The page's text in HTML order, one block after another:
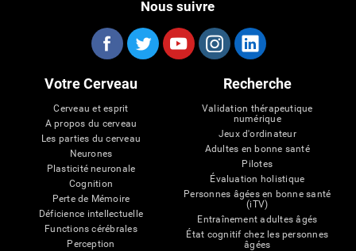
Nous suivre
Votre Cerveau
Cerveau et esprit
A propos du cerveau
Les parties du cerveau
Neurones
Plasticité neuronale
Cognition
Perte de Mémoire
Déficience intellectuelle
Functions cérébrales
Perception
Recherche
Validation thérapeutique
numérique
Jeux d'ordinateur
Adultes en bonne santé
Pilotes
Évaluation holistique
Personnes âgées en bonne santé
(iTV)
Entraînement adultes âgés
État cognitif chez les personnes
âgées